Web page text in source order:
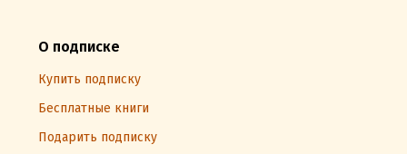
О подписке
Купить подписку
Бесплатные книги
Подарить подписку